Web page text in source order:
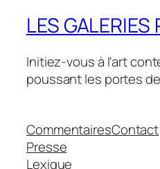
LES
Initiez-vous à l'art
poussant les portes
Commentaires
Presse
Lexique
Contact